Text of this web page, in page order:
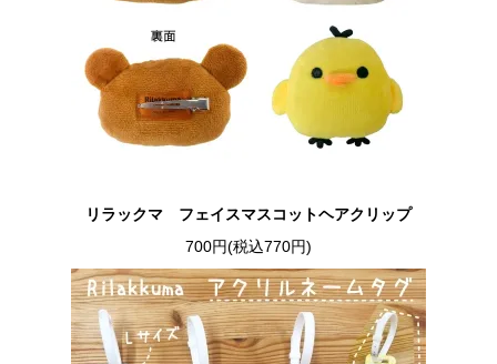
リラックマ フェイスマスコットヘアクリップ
700円(税込770円)